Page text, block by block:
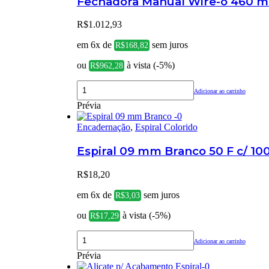
R$1.012,93
em 6x de R$168,82 sem juros
ou R$962,28 à vista (-5%)
Adicionar ao carrinho
Prévia
Encadernação, Espiral Colorido
Espiral 09 mm Branco 50 F c/
R$18,20
em 6x de R$3,03 sem juros
ou R$17,29 à vista (-5%)
Adicionar ao carrinho
Prévia